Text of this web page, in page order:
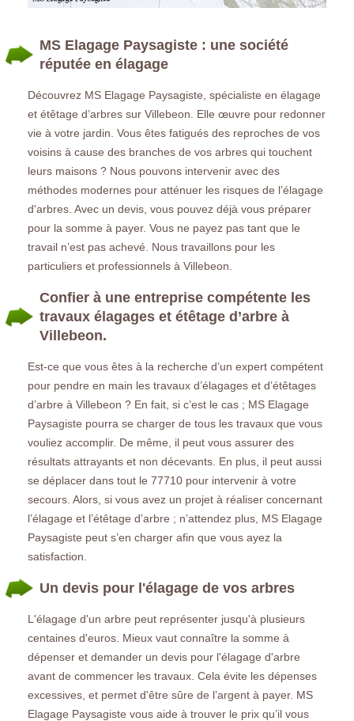
MS Elagage Paysagiste : une société
réputée en élagage
Découvrez MS Elagage Paysagiste, spécialiste en élagage
et étêtage d’arbres sur Villebeon. Elle œuvre pour redonner
vie à votre jardin. Vous êtes fatigués des reproches de vos
voisins à cause des branches de vos arbres qui touchent
leurs maisons ? Nous pouvons intervenir avec des
méthodes modernes pour atténuer les risques de l’élagage
d'arbres. Avec un devis, vous pouvez déjà vous préparer
pour la somme à payer. Vous ne payez pas tant que le
travail n’est pas achevé. Nous travaillons pour les
particuliers et professionnels à Villebeon.
Confier à une entreprise compétente les
travaux élagages et étêtage d’arbre à
Villebeon.
Est-ce que vous êtes à la recherche d’un expert compétent
pour pendre en main les travaux d’élagages et d’étêtages
d’arbre à Villebeon ? En fait, si c’est le cas ; MS Elagage
Paysagiste pourra se charger de tous les travaux que vous
vouliez accomplir. De même, il peut vous assurer des
résultats attrayants et non décevants. En plus, il peut aussi
se déplacer dans tout le 77710 pour intervenir à votre
secours. Alors, si vous avez un projet à réaliser concernant
l’élagage et l’étêtage d’arbre ; n’attendez plus, MS Elagage
Paysagiste peut s’en charger afin que vous ayez la
satisfaction.
Un devis pour l'élagage de vos arbres
L'élagage d'un arbre peut représenter jusqu'à plusieurs
centaines d'euros. Mieux vaut connaître la somme à
dépenser et demander un devis pour l'élagage d'arbre
avant de commencer les travaux. Cela évite les dépenses
excessives, et permet d'être sûre de l’argent à payer. MS
Elagage Paysagiste vous aide à trouver le prix qu’il vous